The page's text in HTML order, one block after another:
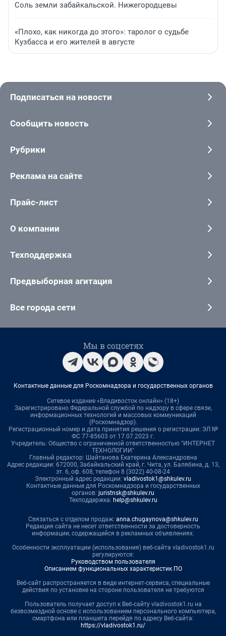
Соль земли забайкальской. Нижегородцевы
«Плохо, как никогда до этого»: таролог о судьбе
Кузбасса и его жителей в августе
Подписаться на новости
Сообщить новость
Рубрики
Реклама на сайте
Прайс-лист
О компании
Техподдержка
Предвыборная агитация
Все города сети
Мы в соцсетях
Контактные данные для Роскомнадзора и государственных органов
Сетевое издание «Владивосток онлайн» (18+)
Зарегистрировано Федеральной службой по надзору в сфере связи,
информационных технологий и массовых коммуникаций
(Роскомнадзор).
Регистрационный номер и дата принятия решения о регистрации: ЭЛ №
ФС 77-85603 от 17.07.2023 г.
Учредитель: Общество с ограниченной ответственностью "ИНТЕРНЕТ
ТЕХНОЛОГИИ"
Главный редактор: Шайтанова Екатерина Александровна
Адрес редакции: 672000, Забайкальский край, г. Чита, ул. Балябина, д. 13,
эт. 6, оф. 608, телефон 8 (3022) 40-08-24
Электронный адрес редакции: vladivostok1@shkulev.ru
Контактные данные для Роскомнадзора и государственных
органов: juristnsk@shkulev.ru
Техподдержка: help@shkulev.ru
Связаться с отделом продаж: anna.chugaynova@shkulev.ru
Редакция сайта не несет ответственности за достоверность
информации, содержащейся в рекламных объявлениях.
Особенности эксплуатации (использования) веб-сайта vladivostok1.ru
регулируются:
Руководством пользователя
Описанием функциональных характеристик ПО
Веб-сайт распространяется в виде интернет-сервиса, специальные
действия по установке на стороне пользователя не требуются
Пользователь получает доступ к Веб-сайту vladivostok1.ru на
безвозмездной основе с использованием персонального компьютера,
смартфона или планшета перейдя по адресу Веб-сайта:
https://vladivostok1.ru/